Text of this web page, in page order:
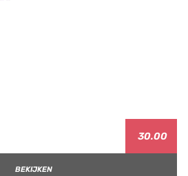
30.00
BEKIJKEN